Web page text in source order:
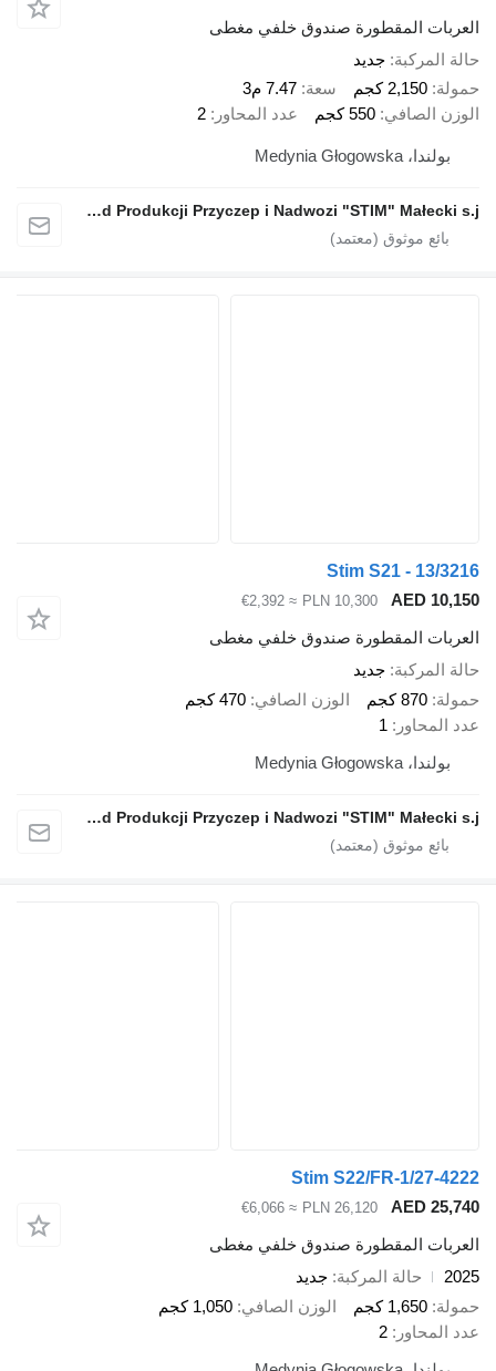
العربات المقطورة صندوق خلفي مغطى
حالة المركبة جديد
حمولة 2,150 كجم سعة 7.47 م3
الوزن الصافي 550 كجم عدد المحاور 2
بولندا، Medynia Głogowska
Zakład Produkcji Przyczep i Nadwozi "STIM" Małecki s.j.
Stim S21 - 13/3216
AED 10,150
PLN 10,300
≈ €2,392
العربات المقطورة صندوق خلفي مغطى
حالة المركبة جديد
حمولة 870 كجم الوزن الصافي 470 كجم
عدد المحاور
1
بولندا، Medynia Głogowska
Zakład Produkcji Przyczep i Nadwozi "STIM" Małecki s.j.
Stim S22/FR-1/27-4222
AED 25,740
PLN 26,120
≈ €6,066
العربات المقطورة صندوق خلفي مغطى
2025
حالة المركبة جديد
حمولة 1,650 كجم الوزن الصافي 1,050 كجم
عدد المحاور
2